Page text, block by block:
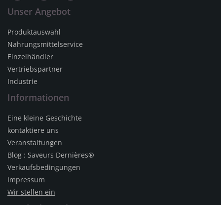
Unser Angebot
Produktauswahl
Nahrungsmittelservice
Einzelhändler
Vertriebspartner
Industrie
Informationen
Eine kleine Geschichte
kontaktiere uns
Veranstaltungen
Blog : Saveurs Dernières®
Verkaufsbedingungen
Impressum
Wir stellen ein